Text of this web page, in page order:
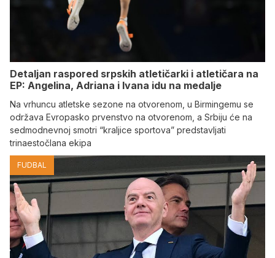
Detaljan raspored srpskih atletičarki i atletičara na
EP: Angelina, Adriana i Ivana idu na medalje
Na vrhuncu atletske sezone na otvorenom, u Birmingemu se
održava Evropasko prvenstvo na otvorenom, a Srbiju će na
sedmodnevnoj smotri “kraljice sportova” predstavljati
trinaestočlana ekipa
FUDBAL